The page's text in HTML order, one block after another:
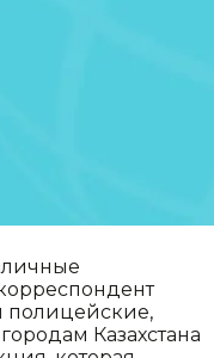
полицейские,
Казахстана